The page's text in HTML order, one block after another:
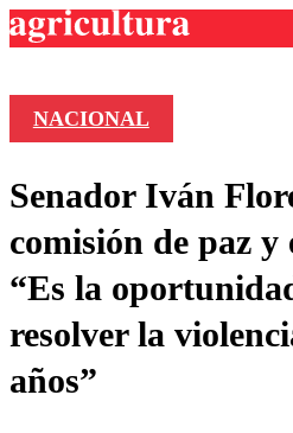
Frecuencias
Agricultura TV
Deportes
Colo Colo
Motor
Entretención
Noticias
Vida Social
NACIONAL
Senador Iván
comisión de paz
“Es la
resolver la
años”